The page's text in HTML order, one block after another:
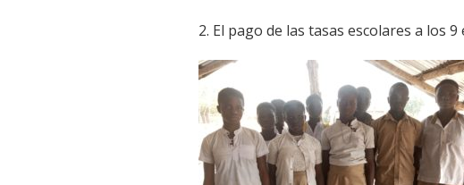
2. El pago de las tasas escolares a los